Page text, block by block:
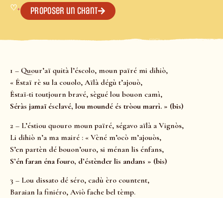
♡+ Proposer un chant
1 – Quour’aï quità l’éscolo, moun païré mi dihiò,
« Éstaï rè su la couolo, Aïlà dégù t’ajouò,
Éstaï-ti toutjourn bravé, sègué lou bouon camì,
Séràs jamaï ésclavé, lou moundé és tròou marrì. » (bis)
2 – L’éstiou quouro moun païré, ségavo aïlà a Vignòs,
Li dihiò n’a ma mairé : « Vèné m’ocò m’ajouòs,
S’en partèn dé bouon’ouro, si ménan lis énfans,
S’én faran éna fouro, d’éstènder lis andans » (bis)
3 – Lou dissato dé séro, cadù èro countent,
Baraian la finiéro, Aviò fache bel tèmp.